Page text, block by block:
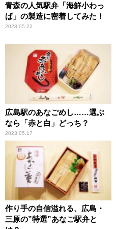
青森の人気駅弁「海鮮小わっ
ぱ」の製造に密着してみた！
2023.05.22
広島駅のあなごめし……選ぶ
なら「赤と白」どっち？
2023.05.17
作り手の自信溢れる、広島・
三原の”特選”あなご駅弁と